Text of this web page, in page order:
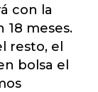
con la
18 meses.
resto, el
bolsa el